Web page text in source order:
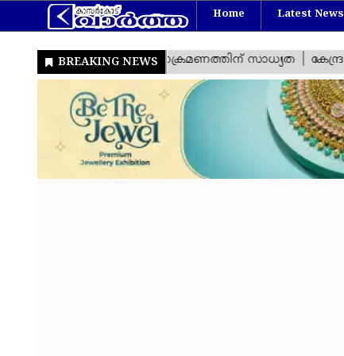
Home Latest News